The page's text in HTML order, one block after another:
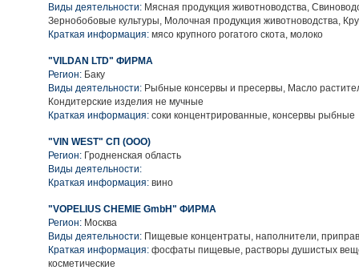
Виды деятельности: Мясная продукция животноводства,
Зернобобовые культуры, Молочная продукция животноводства,
Краткая информация: мясо крупного рогатого скота, молоко
"VILDAN LTD" ФИРМА
Регион: Баку
Виды деятельности: Рыбные консервы и пресервы, Масло
Кондитерские изделия не мучные
Краткая информация: соки концентрированные, консервы рыбные
"VIN WEST" СП (ООО)
Регион: Гродненская область
Виды деятельности:
Краткая информация: вино
"VOPELIUS CHEMIE GmbH" ФИРМА
Регион: Москва
Виды деятельности: Пищевые концентраты, наполнители,
Краткая информация: фосфаты пищевые, растворы душистых
косметические